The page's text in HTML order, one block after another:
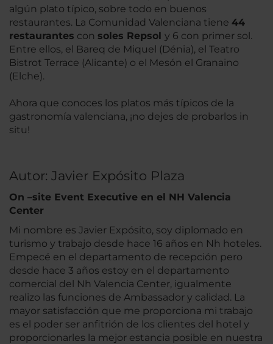
algún plato típico, sobre todo en buenos
restaurantes. La Comunidad Valenciana tiene 44
restaurantes con soles Repsol y 6 con primer sol.
Entre ellos, el Bareq de Miquel (Dénia), el Teatro
Bistrot Terrace (Alicante) o el Mesón el Granaino
(Elche).
Ahora que conoces los platos más típicos de la
gastronomía valenciana, ¡no dejes de probarlos in
situ!
Autor: Javier Expósito Plaza
On –site Event Executive en el NH Valencia
Center
Mi nombre es Javier Expósito, soy diplomado en
turismo y trabajo desde hace 16 años en Nh hoteles.
Empecé en el departamento de recepción pero
desde hace 3 años estoy en el departamento
comercial del Nh Valencia Center, igualmente
realizo las funciones de Ambassador y calidad. La
mayor satisfacción que me proporciona mi trabajo
es el poder ser anfitrión de los clientes del hotel y
proporcionarles la mejor estancia posible en nuestra